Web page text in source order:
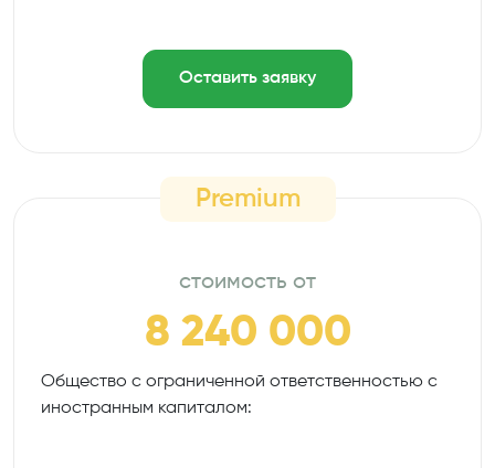
Оставить заявку
Premium
стоимость от
8 240 000
Общество с ограниченной ответственностью с
иностранным капиталом: